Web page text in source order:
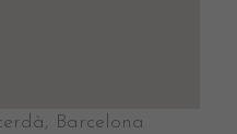
Barcelona